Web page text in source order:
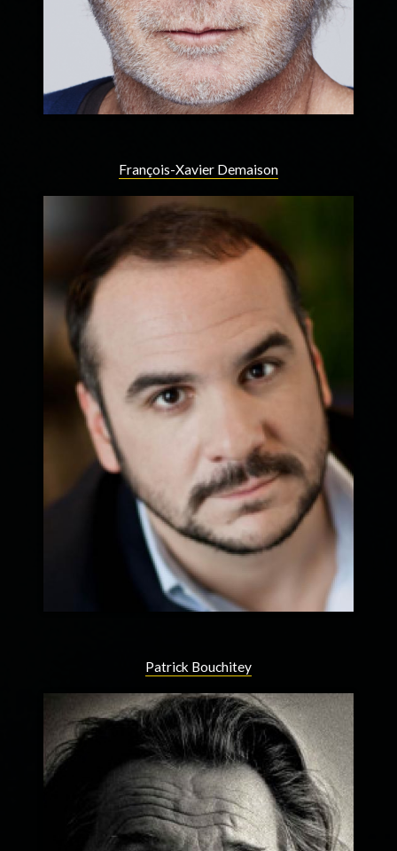
François-Xavier Demaison
Patrick Bouchitey